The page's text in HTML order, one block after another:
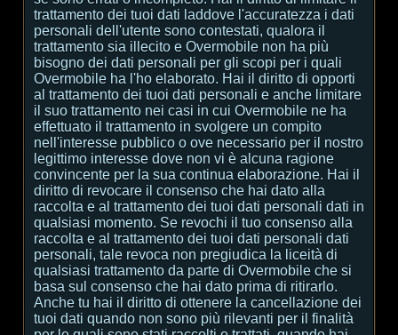
trattamento dei tuoi dati laddove l'accuratezza i dati
personali dell'utente sono contestati, qualora il
trattamento sia illecito e Overmobile non ha più
bisogno dei dati personali per gli scopi per i quali
Overmobile ha l'ho elaborato. Hai il diritto di opporti
al trattamento dei tuoi dati personali e anche limitare
il suo trattamento nei casi in cui Overmobile ne ha
effettuato il trattamento in svolgere un compito
nell'interesse pubblico o ove necessario per il nostro
legittimo interesse dove non vi è alcuna ragione
convincente per la sua continua elaborazione. Hai il
diritto di revocare il consenso che hai dato alla
raccolta e al trattamento dei tuoi dati personali dati in
qualsiasi momento. Se revochi il tuo consenso alla
raccolta e al trattamento dei tuoi dati personali dati
personali, tale revoca non pregiudica la liceità di
qualsiasi trattamento da parte di Overmobile che si
basa sul consenso che hai dato prima di ritirarlo.
Anche tu hai il diritto di ottenere la cancellazione dei
tuoi dati quando non sono più rilevanti per il finalità